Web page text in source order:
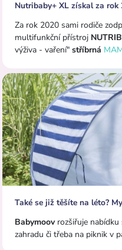
Nutribaby+ XL získal za rok
Za rok 2020 sami rodiče
multifunkční přístroj
výživa - vaření" stříbrná
Také se již těšíte na léto?
Babymoovrozšiřuje nabídku
zahradu či třeba na piknik v